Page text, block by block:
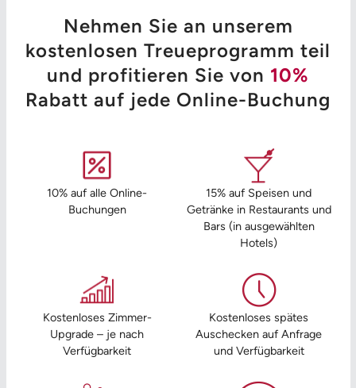
Nehmen Sie an unserem
kostenlosen Treueprogramm teil
und profitieren Sie von 10%
Rabatt auf jede Online-Buchung
10% auf alle Online-
Buchungen
15% auf Speisen und
Getränke in Restaurants und
Bars (in ausgewählten
Hotels)
Kostenloses Zimmer-
Upgrade – je nach
Verfügbarkeit
Kostenloses spätes
Auschecken auf Anfrage
und Verfügbarkeit